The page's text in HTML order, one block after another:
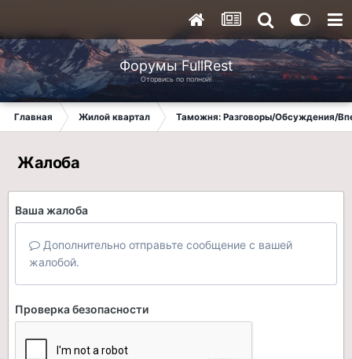
Форумы FullRest
Оторвись по полной!
Главная Жилой квартал Таможня: Разговоры/Обсуждения/
Жалоба
Ваша жалоба
Дополнительно отправьте сообщение с вашей
жалобой.
Проверка безопасности